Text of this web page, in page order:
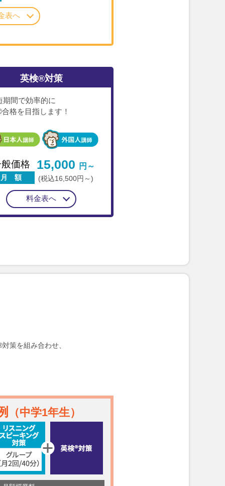
表へ
英検®対策
期間で効率的に
格を目指します！
価格
月 額
15,000 円～
(税込16,500円～)
料金表へ
策を組み合わせ、
（中学1年生）